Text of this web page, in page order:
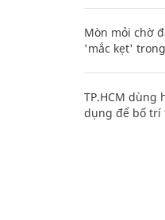
Mòn mỏi chờ
'mắc kẹt'
TP.HCM dùng
dụng để bố trí